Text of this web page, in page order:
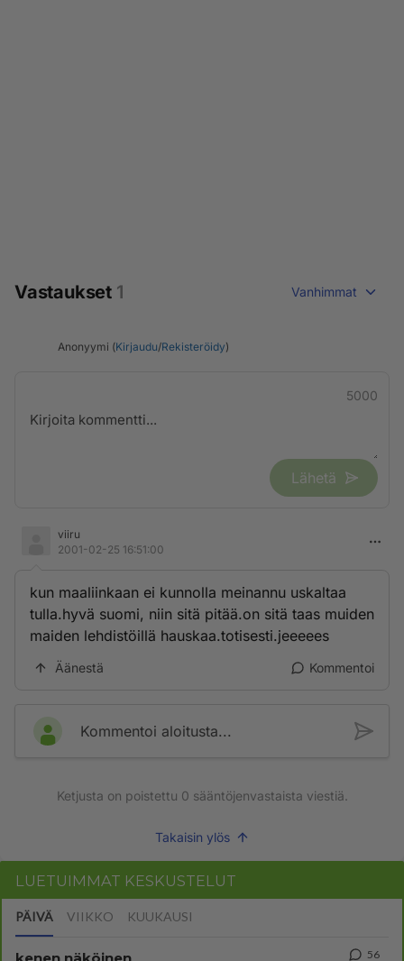
Vastaukset 1 Vanhimmat
Anonyymi (Kirjaudu/Rekisteröidy)
5000
Lähetä
viiru
2001-02-25 16:51:00
kun maaliinkaan ei kunnolla meinannu uskaltaa
tulla.hyvä suomi, niin sitä pitää.on sitä taas muiden
maiden lehdistöillä hauskaa.totisesti.jeeeees
Äänestä Kommentoi
Kommentoi aloitusta...
Ketjusta on poistettu 0 sääntöjenvastaista viestiä.
Takaisin ylös
LUETUIMMAT KESKUSTELUT
PÄIVÄ VIIKKO KUUKAUSI
56